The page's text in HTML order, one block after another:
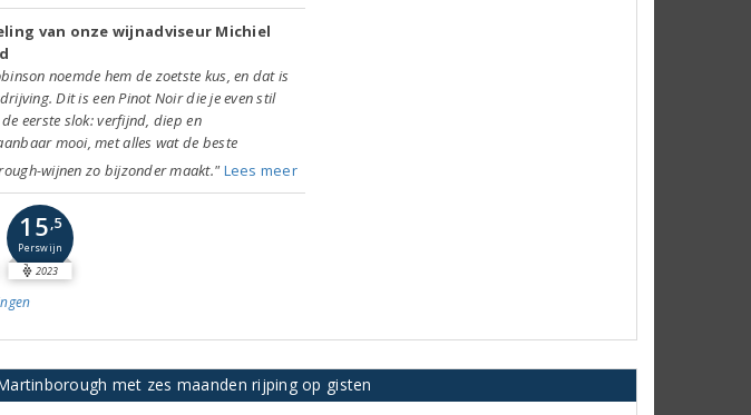
van onze wijnadviseur Michiel
noemde hem de zoetste kus, en dat is
Dit is een Pinot Noir die je even stil
eerste slok: verfijnd, diep en
mooi, met alles wat de beste
wijnen zo bijzonder maakt." Lees meer
15,5
Perswijn
2023
met zes maanden rijping op gisten